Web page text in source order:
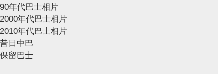
90年代巴士相片
2000年代巴士相片
2010年代巴士相片
昔日中巴
保留巴士